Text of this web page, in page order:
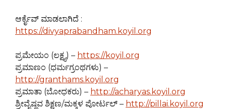
ಆರ್ಕೈವ್ ಮಾಡಲಾಗಿದೆ :
https://divyaprabandham.koyil.org
ಪ್ರಮೇಯಂ (ಲಕ್ಷ್ಯ) – https://koyil.org
ಪ್ರಮಾಣಂ (ಧರ್ಮಗ್ರಂಥಗಳು) –
http://granthams.koyil.org
ಪ್ರಮಾತಾ (ಬೋಧಕರು) – http://acharyas.koyil.org
ಶ್ರೀವೈಷ್ಣವ ಶಿಕ್ಷಣ/ಮಕ್ಕಳ ಪೋರ್ಟಲ್ – http://pillai.koyil.org